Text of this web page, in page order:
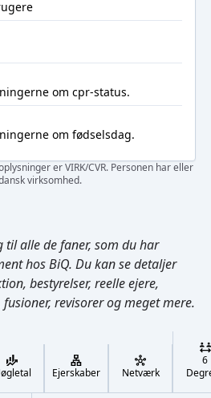
om cpr-status.
om fødselsdag.
er VIRK/CVR. Personen har eller
virksomhed.
alle de faner, som du har
hos BiQ. Du kan se detaljer
bestyrelser, reelle ejere,
revisorer og meget mere.
Ejerskaber Netværk
6